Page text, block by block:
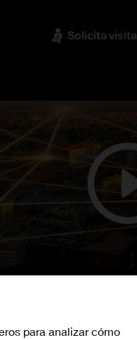
Solicita visita
para analizar cómo